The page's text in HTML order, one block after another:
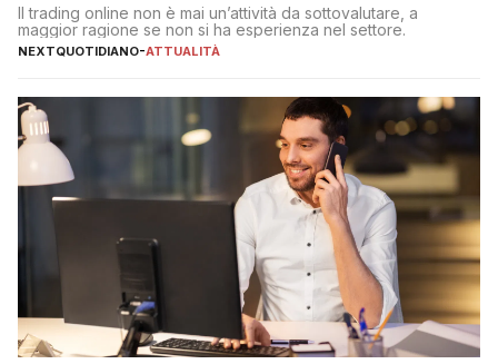
Il trading online non è mai un’attività da sottovalutare, a
maggior ragione se non si ha esperienza nel settore.
NEXTQUOTIDIANO-ATTUALITÀ